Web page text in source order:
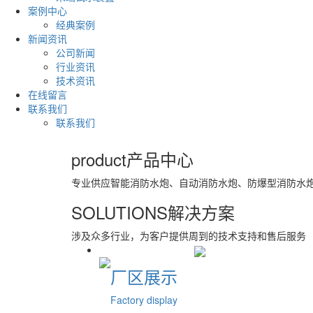
案例中心
经典案例
新闻资讯
公司新闻
行业资讯
技术资讯
在线留言
联系我们
联系我们
product产品中心
专业供应智能消防水炮、自动消防水炮、防爆型消防水
SOLUTIONS解决方案
涉及众多行业，为客户提供周到的技术支持和售后服务
厂区展示
Factory display